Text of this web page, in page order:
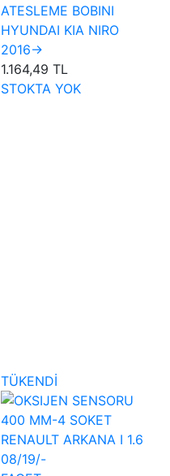
ATESLEME BOBINI
HYUNDAI KIA NIRO
2016->
1.164,49 TL
STOKTA YOK
TÜKENDİ